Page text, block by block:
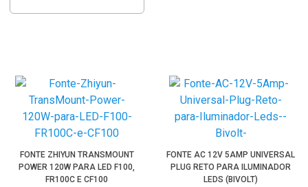
FONTE ZHIYUN TRANSMOUNT
POWER 120W PARA LED F100,
FR100C E CF100
FONTE AC 12V 5AMP UNIVERSAL
PLUG RETO PARA ILUMINADOR
LEDS (BIVOLT)